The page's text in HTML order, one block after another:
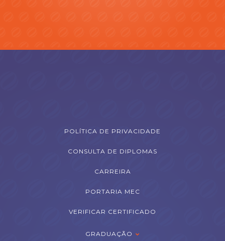
POLÍTICA DE PRIVACIDADE
CONSULTA DE DIPLOMAS
CARREIRA
PORTARIA MEC
VERIFICAR CERTIFICADO
GRADUAÇÃO